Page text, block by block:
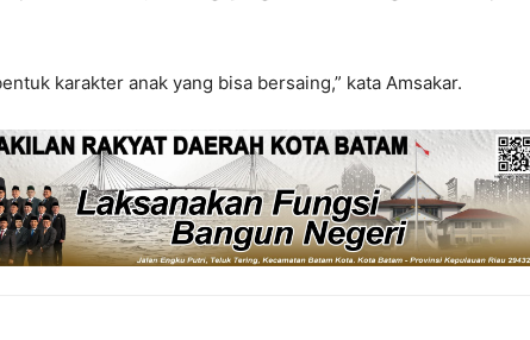
karakter anak yang bisa bersaing,” kata Amsakar.